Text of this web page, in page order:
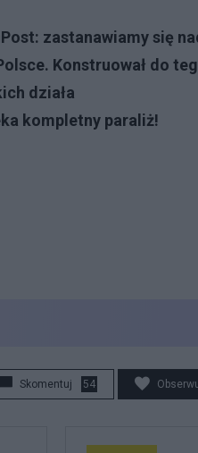
zastanawiamy się
Konstruował do
działa
kompletny paraliż!
Skomentuj 54